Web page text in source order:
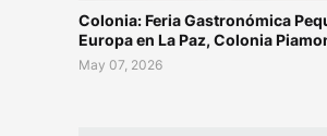
Colonia: Feria Gastronómica
Europa en La Paz, Colonia
May 07, 2026